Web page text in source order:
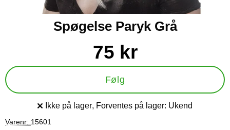
Spøgelse Paryk Grå
Køb dette produkt Spøgelse Paryk Grå
pris
75 kr
Følg
Produkttilgængelighed:
Ikke på lager, Forventes på lager: Ukend
Varenr: 15601